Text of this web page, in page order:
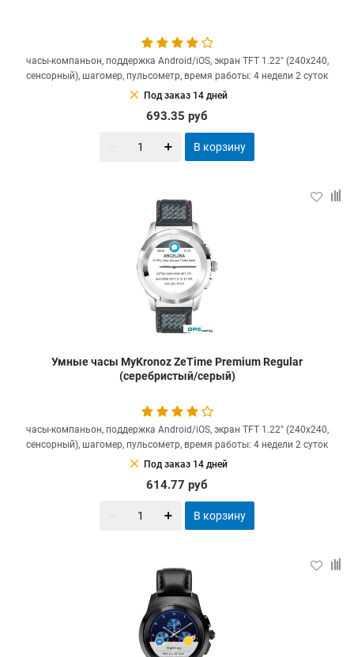
часы-компаньон, поддержка Android/iOS, экран TFT 1.22" (240x240,
сенсорный), шагомер, пульсометр, время работы: 4 недели 2 суток
clear Под заказ 14 дней
693.35 руб
В корзину
Умные часы MyKronoz ZeTime Premium Regular
(серебристый/серый)
часы-компаньон, поддержка Android/iOS, экран TFT 1.22" (240x240,
сенсорный), шагомер, пульсометр, время работы: 4 недели 2 суток
clear Под заказ 14 дней
614.77 руб
В корзину